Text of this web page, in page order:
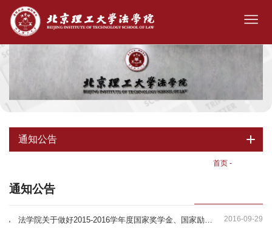
通知公告
首页 -
通知公告
2016-09-29